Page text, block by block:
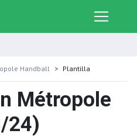
Handball Plantilla
Métropole
24)